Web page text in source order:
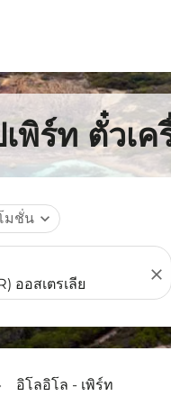
พิร์ท ตั๋วเ
มชั่น expand_more
close
อิโลอิโล - เพิร์ท